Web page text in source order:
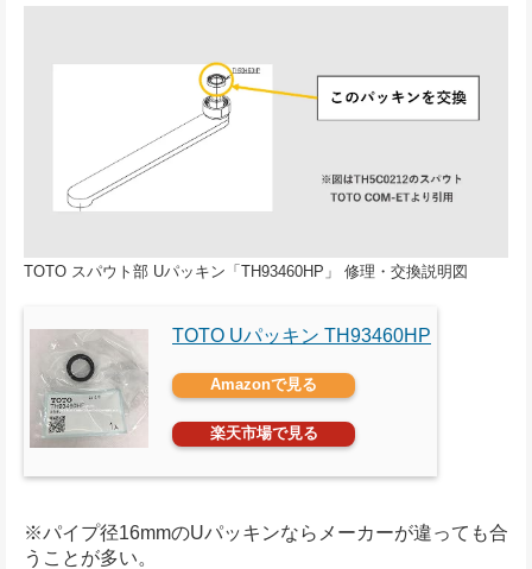
TOTO スパウト部 Uパッキン「TH93460HP」 修理・交換説明図
TOTO Uパッキン TH93460HP
Amazonで見る
楽天市場で見る
※パイプ径16mmのUパッキンならメーカーが違っても合
うことが多い。